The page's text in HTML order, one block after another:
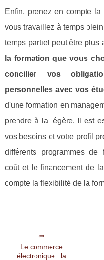
Enfin, prenez en compte
vous travaillez à temps
temps partiel peut être plus
la formation que vous
concilier vos
personnelles avec vos
d'une formation en
prendre à la légère. Il est
vos besoins et votre profil
différents programmes de
coût et le financement de
compte la flexibilité de la
Le commerce
électronique : la